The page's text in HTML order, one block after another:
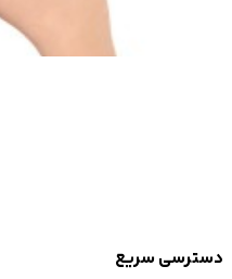
دسترسی سریع